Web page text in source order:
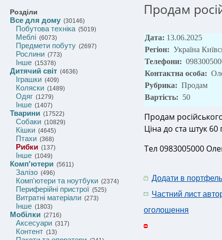
Розділи
Все для дому (30146)
Побутова техніка(5019)
Меблі (6073)
Предмети побуту (2697)
Рослини (773)
Інше (15378)
Дитячий світ (4636)
Іграшки (409)
Коляски (1489)
Одяг (1279)
Інше (1407)
Тварини (17522)
Собаки (10829)
Кішки (4645)
Птахи (368)
Рибки (137)
Інше (1049)
Комп'ютери (5611)
Залізо (496)
Комп'ютери та ноутбуки (2374)
Периферійні пристрої (525)
Витратні матеріали (273)
Інше (1803)
Мобілки (2716)
Аксесуари (317)
Контент (13)
Продам
Дата: 13.06.2025
Регіон: Україна
Телефони:
Контактна особа:
Рубрика: Продам
Вартість: 50
Продам
Ціна до ста штук 60
Тел 0983005000
Додати в портфель
Частний лист
оголошення